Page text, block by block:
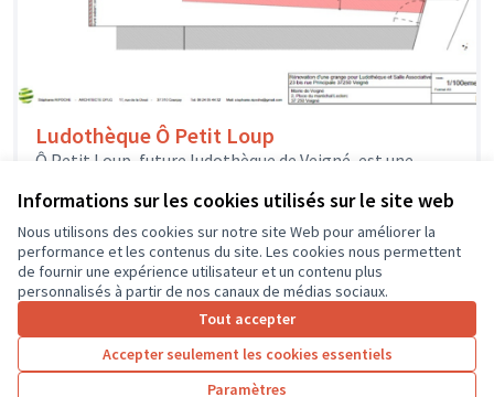
Informations sur les cookies utilisés sur le site web
Nous utilisons des cookies sur notre site Web pour améliorer la
performance et les contenus du site. Les cookies nous permettent
de fournir une expérience utilisateur et un contenu plus
personnalisés à partir de nos canaux de médias sociaux.
Tout accepter
Accepter seulement les cookies essentiels
Paramètres
Ludothèque Ô Petit Loup
Ô Petit Loup, future ludothèque de Veigné, est une
enthousiastes qui veulent proposer...
Solidarité et développement local Veigné
Résultats par page : 25
1 2 3 4